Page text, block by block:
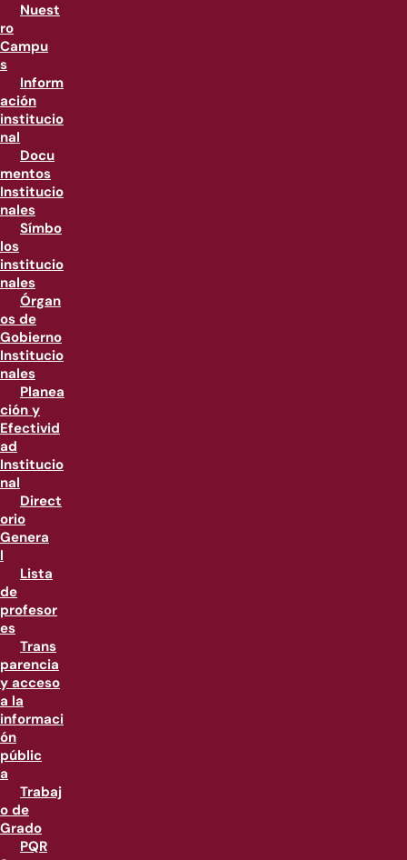
Nuest
ro
Campu
s
Inform
ación
institucio
nal
Docu
mentos
Institucio
nales
Símbo
los
institucio
nales
Órgan
os de
Gobierno
Institucio
nales
Planea
ción y
Efectivid
ad
Institucio
nal
Direct
orio
Genera
l
Lista
de
profesor
es
Trans
parencia
y acceso
a la
informaci
ón
públic
a
Trabaj
o de
Grado
PQR